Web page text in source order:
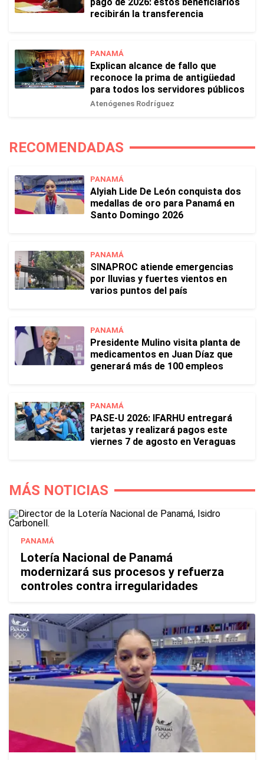
recibirán la transferencia
PANAMÁ
Explican alcance de fallo que
reconoce la prima de antigüedad
para todos los servidores públicos
Atenógenes Rodríguez
RECOMENDADAS
PANAMÁ
Alyiah Lide De León conquista dos
medallas de oro para Panamá en
Santo Domingo 2026
PANAMÁ
SINAPROC atiende emergencias
por lluvias y fuertes vientos en
varios puntos del país
PANAMÁ
Presidente Mulino visita planta de
medicamentos en Juan Díaz que
generará más de 100 empleos
PANAMÁ
PASE-U 2026: IFARHU entregará
tarjetas y realizará pagos este
viernes 7 de agosto en Veraguas
MÁS NOTICIAS
PANAMÁ
Lotería Nacional de Panamá
modernizará sus procesos y refuerza
controles contra irregularidades